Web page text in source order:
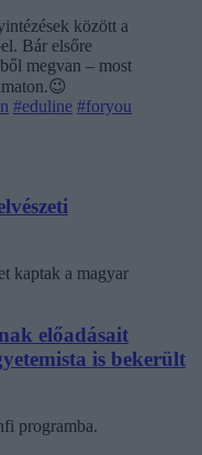
között a
Bár elsőre
megvan – most
#eduline #foryou
kaptak a magyar
előadásait
is bekerült
programba.